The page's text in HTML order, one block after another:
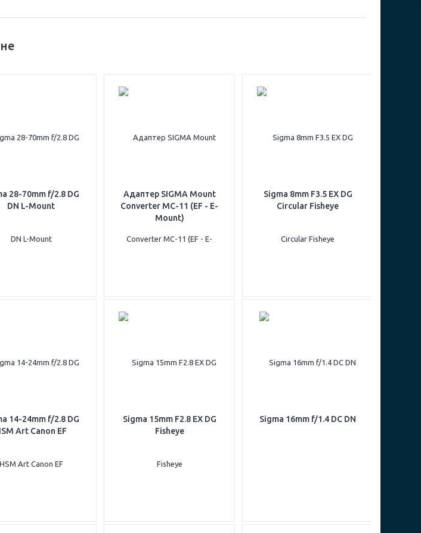
28-70mm f/2.8 DG
DN L-Mount
Адаптер SIGMA Mount
Converter MC-11 (EF - E-
Mount)
Sigma 8mm F3.5 EX DG
Circular Fisheye
14-24mm f/2.8 DG
Art Canon EF
Sigma 15mm F2.8 EX DG
Fisheye
Sigma 16mm f/1.4 DC DN